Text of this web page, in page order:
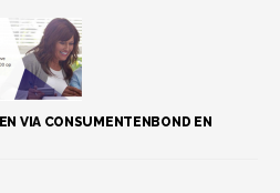
VIA CONSUMENTENBOND EN